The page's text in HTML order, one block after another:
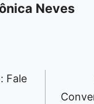
Neves
Fale